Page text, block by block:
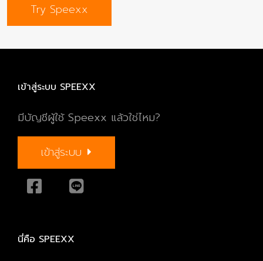
Try Speexx
เข้าสู่ระบบ SPEEXX
มีบัญชีผู้ใช้ Speexx แล้วใช่ไหม?
เข้าสู่ระบบ
นี่คือ SPEEXX